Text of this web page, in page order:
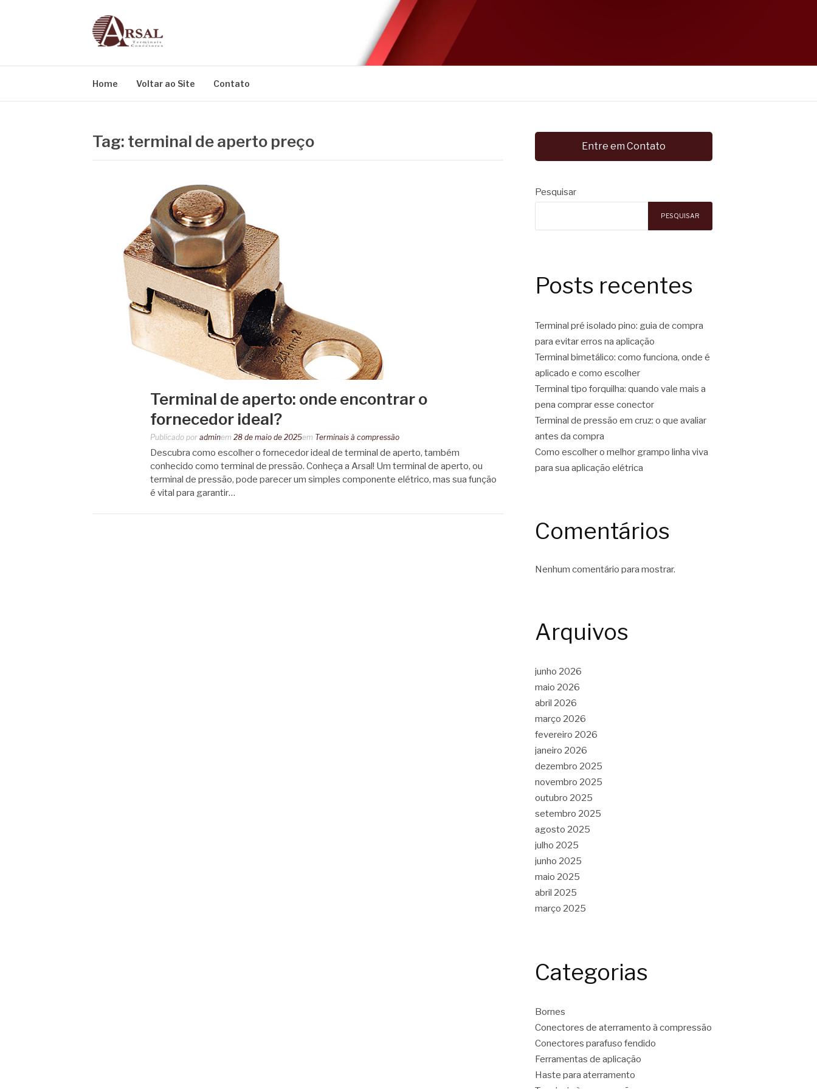
BLOG
Home Voltar ao Site Contato
Tag: terminal de aperto preço
Terminal de aperto: onde encontrar o
fornecedor ideal?
Publicado por adminem 28 de maio de 2025em Terminais à compressão
Descubra como escolher o fornecedor ideal de terminal de aperto, também
conhecido como terminal de pressão. Conheça a Arsal! Um terminal de aperto, ou
terminal de pressão, pode parecer um simples componente elétrico, mas sua função
é vital para garantir…
Entre em Contato
Pesquisar
PESQUISAR
Posts recentes
Terminal pré isolado pino: guia de compra
para evitar erros na aplicação
Terminal bimetálico: como funciona, onde é
aplicado e como escolher
Terminal tipo forquilha: quando vale mais a
pena comprar esse conector
Terminal de pressão em cruz: o que avaliar
antes da compra
Como escolher o melhor grampo linha viva
para sua aplicação elétrica
Comentários
Nenhum comentário para mostrar.
Arquivos
junho 2026
maio 2026
abril 2026
março 2026
fevereiro 2026
janeiro 2026
dezembro 2025
novembro 2025
outubro 2025
setembro 2025
agosto 2025
julho 2025
junho 2025
maio 2025
abril 2025
março 2025
Categorias
Bornes
Conectores de aterramento à compressão
Conectores parafuso fendido
Ferramentas de aplicação
Haste para aterramento